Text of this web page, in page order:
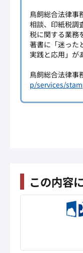
鳥飼総合法律事
相談、印紙税調
税に関する業務
著書に「迷っ
実践と応用」が
鳥飼総合法律事
p/services/
この内容